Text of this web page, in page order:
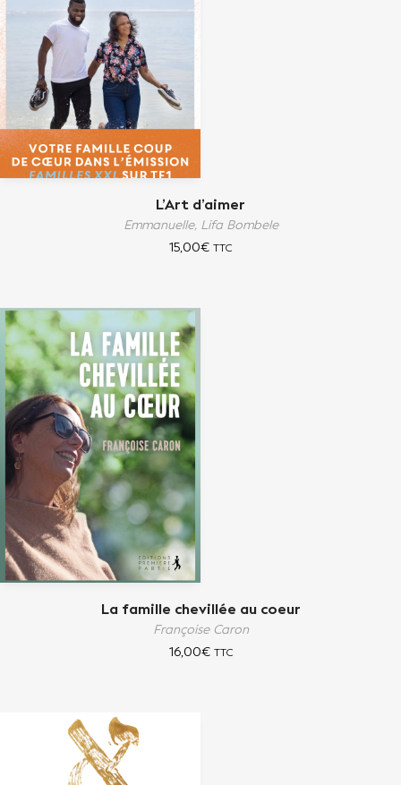
L’Art d’aimer
Emmanuelle, Lifa Bombele
15,00€ TTC
La famille chevillée au coeur
Françoise Caron
16,00€ TTC